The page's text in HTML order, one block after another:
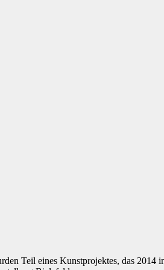
Teil eines Kunstprojektes, das